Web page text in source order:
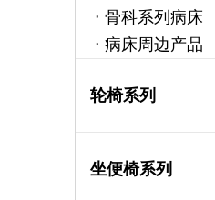
骨科系列病床
病床周边产品
轮椅系列
坐便椅系列